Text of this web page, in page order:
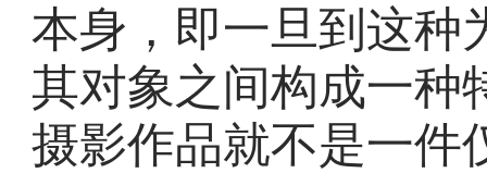
本身，即一旦到这种
其对象之间构成一种
摄影作品就不是一件